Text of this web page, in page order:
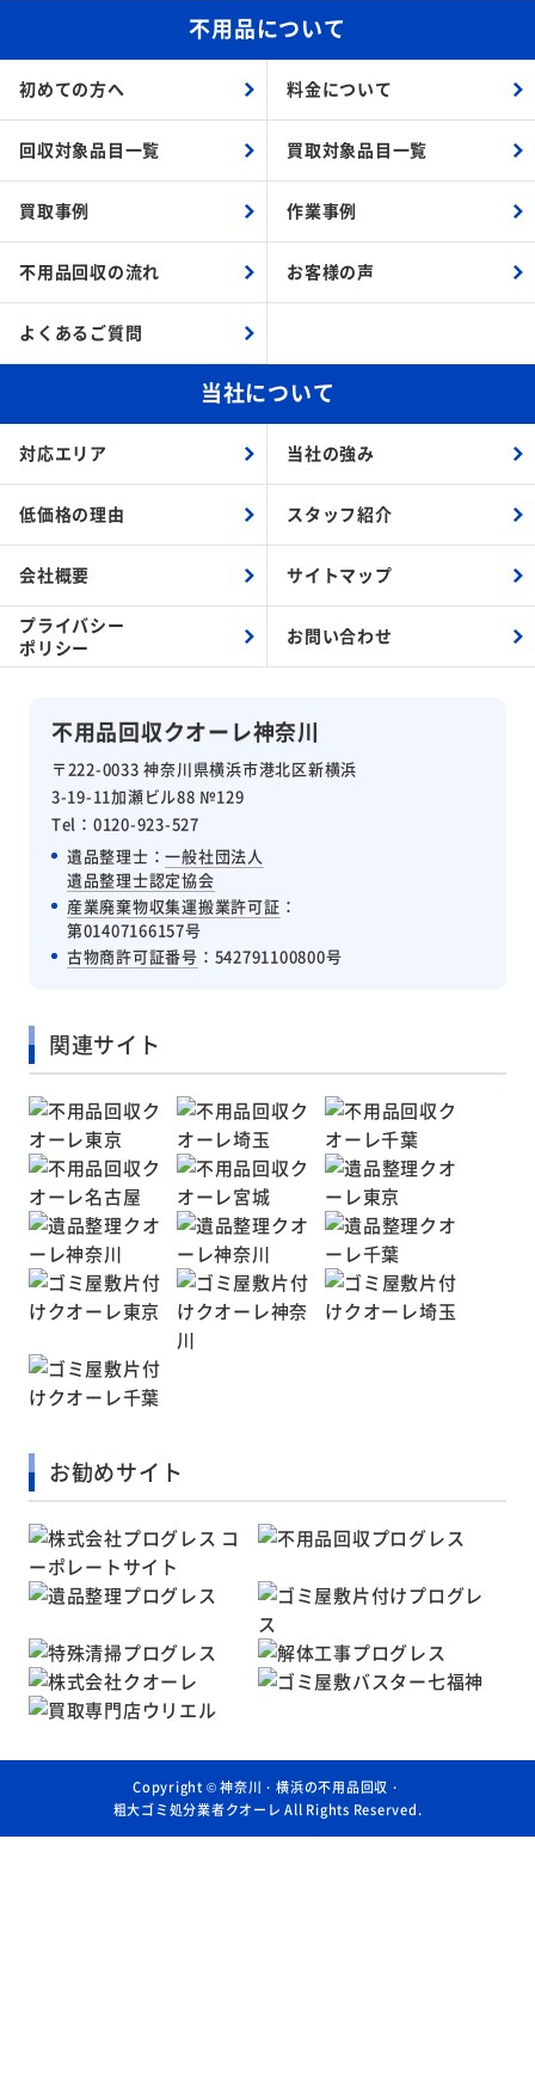
不用品回収クオーレ神奈川
〒222-0033 神奈川県横浜市港北区新横浜
3-19-11加瀬ビル88 №129
Tel：0120-923-527
遺品整理士：一般社団法人
遺品整理士認定協会
産業廃棄物収集運搬業許可証 ：
第01407166157号
古物商許可証番号 ：542791100800号
不用品について
初めての方へ 料金について
回収対象品目一覧 買取対象品目一覧
買取事例 作業事例
不用品回収の流れ お客様の声
よくあるご質問
当社について
対応エリア 当社の強み
低価格の理由 スタッフ紹介
会社概要 サイトマップ
プライバシー
ポリシー
お問い合わせ
関連サイト
お勧めサイト
Copyright ©神奈川・横浜の不用品回収・
粗大ゴミ処分業者クオーレ All Rights Reserved.